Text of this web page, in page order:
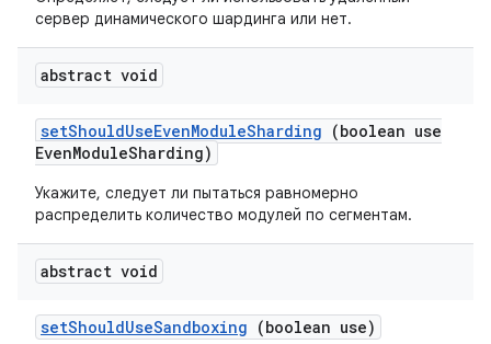
сервер динамического шардинга или нет.
abstract void
setShouldUseEvenModuleSharding (boolean use
EvenModuleSharding)
Укажите, следует ли пытаться равномерно
распределить количество модулей по сегментам.
abstract void
setShouldUseSandboxing (boolean use)